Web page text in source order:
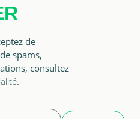
de
spams,
consultez
.